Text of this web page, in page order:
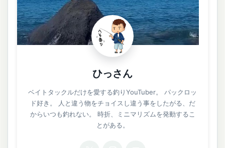
ひっさん
ベイトタックルだけを愛する釣りYouTuber。 パックロッ
ド好き。 人と違う物をチョイスし違う事をしたがる、だ
からいつも釣れない。 時折、ミニマリズムを発動するこ
とがある。